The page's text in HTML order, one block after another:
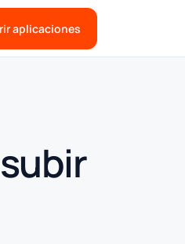
aplicaciones